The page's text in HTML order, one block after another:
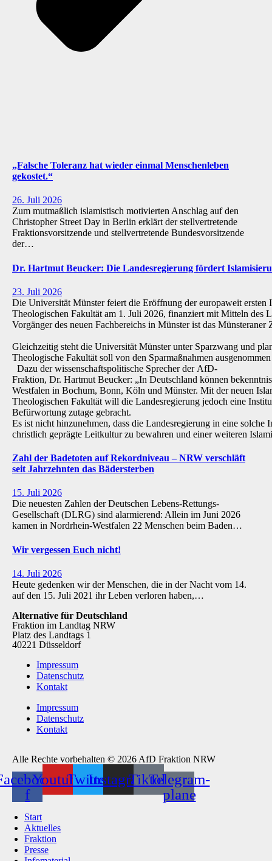
„Falsche Toleranz hat wieder einmal Menschenleben
gekostet.“
26. Juli 2026
Zum mutmaßlich islamistisch motivierten Anschlag auf den
Christopher Street Day in Berlin erklärt der stellvertretende
Fraktionsvorsitzende und stellvertretende Bundesvorsitzende
der…
Dr. Hartmut Beucker: Die Landesregierung fördert
23. Juli 2026
Die Universität Münster feiert die Eröffnung der europaweit ersten
Theologischen Fakultät am 1. Juli 2026, finanziert mit Mitteln des
Vorgänger des neuen Fachbereichs in Münster ist das
Gleichzeitig steht die Universität Münster unter Sparzwang und
Theologische Fakultät soll von den Sparmaßnahmen
Dazu der wissenschaftspolitische Sprecher der AfD-
Fraktion, Dr. Hartmut Beucker: „In Deutschland können
Westfalen in Bochum, Bonn, Köln und Münster. Mit der neuen
Theologischen Fakultät will die Landesregierung jedoch eine
Befürwortung zutage gebracht.
Es ist nicht hinzunehmen, dass die Landesregierung in eine
christlich geprägte Leitkultur zu bewahren und einer weiteren
Zahl der Badetoten auf Rekordniveau – NRW verschläft
seit Jahrzehnten das Bädersterben
15. Juli 2026
Die neuesten Zahlen der Deutschen Lebens-Rettungs-
Gesellschaft (DLRG) sind alarmierend: Allein im Juni 2026
kamen in Nordrhein-Westfalen 22 Menschen beim Baden…
Wir vergessen Euch nicht!
14. Juli 2026
Heute gedenken wir der Menschen, die in der Nacht vom 14.
auf den 15. Juli 2021 ihr Leben verloren haben,…
Alternative für Deutschland
Fraktion im Landtag NRW
Platz des Landtags 1
40221 Düsseldorf
Impressum
Datenschutz
Kontakt
Impressum
Datenschutz
Kontakt
Alle Rechte vorbehalten © 2026 AfD Fraktion NRW
f
YoutubeTwitterInstagramTiktokTelegram-
plane
Start
Aktuelles
Fraktion
Presse